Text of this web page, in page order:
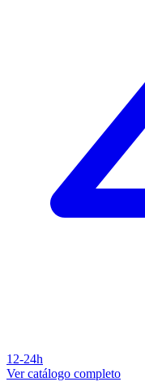
12-24h
Ver catálogo completo